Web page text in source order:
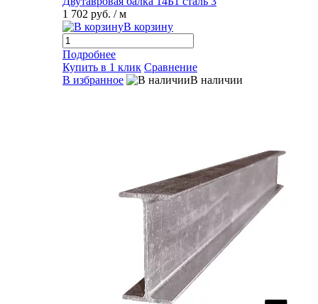
1 702 руб. / м
В корзину
Подробнее
Купить в 1 клик Сравнение
В избранное
В наличии